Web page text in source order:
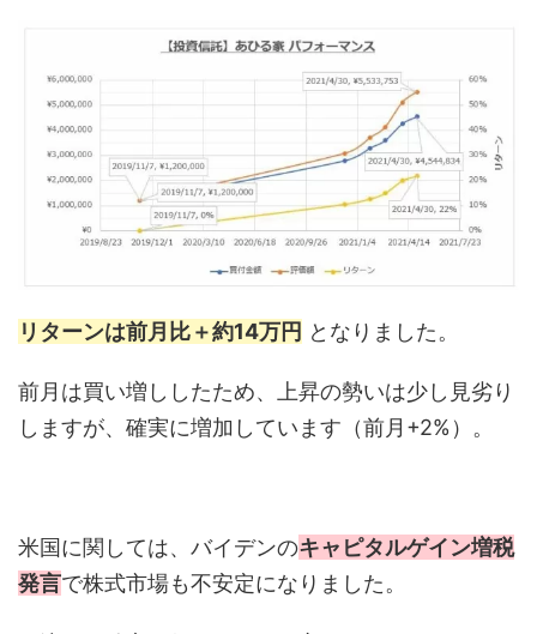
リターンは前月比＋約14万円 となりました。
前月は買い増ししたため、上昇の勢いは少し見劣り
しますが、確実に増加しています（前月+2%）。
米国に関しては、バイデンのキャピタルゲイン増税
発言で株式市場も不安定になりました。